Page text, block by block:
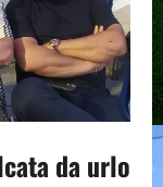
da urlo